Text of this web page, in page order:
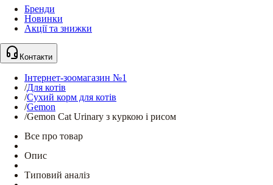
Бренди
Новинки
Акції та знижки
Контакти
Інтернет-зоомагазин №1
/Для котів
/Сухий корм для котів
/Gemon
/Gemon Cat Urinary з куркою і рисом
Все про товар
Опис
Типовий аналіз